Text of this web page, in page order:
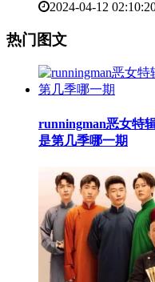
2024-04-12
热门图文
​runningman恶女特
是第几季哪一期